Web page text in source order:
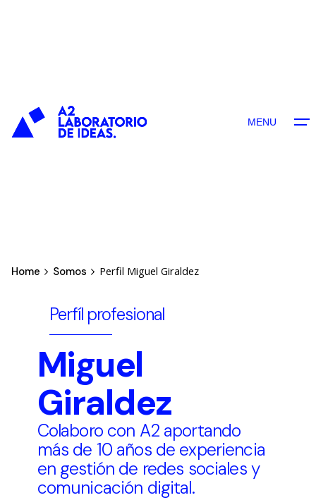
MENU
Home Somos Perfil Miguel Giraldez
Perfíl profesional
Miguel
Giraldez
Colaboro con A2 aportando
más de 10 años de experiencia
en gestión de redes sociales y
comunicación digital.